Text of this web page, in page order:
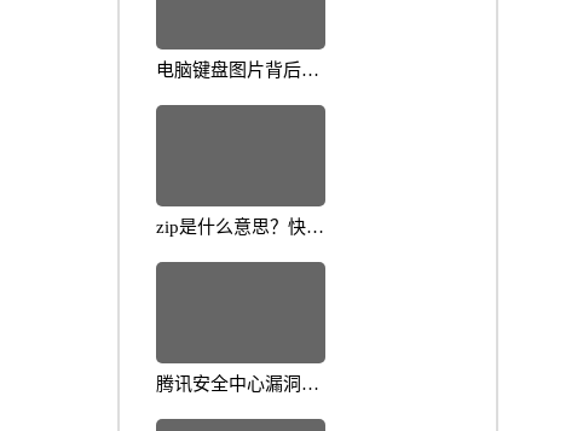
电脑键盘图片背后的
zip是什么意思？快速
腾讯安全中心漏洞预